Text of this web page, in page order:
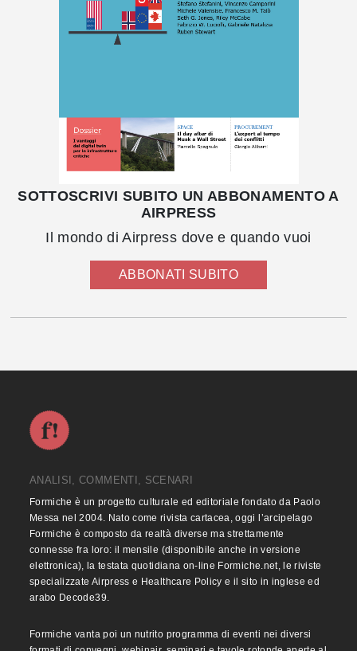
SOTTOSCRIVI SUBITO UN ABBONAMENTO A
AIRPRESS
Il mondo di Airpress dove e quando vuoi
ABBONATI SUBITO
ANALISI, COMMENTI, SCENARI
Formiche è un progetto culturale ed editoriale fondato da Paolo
Messa nel 2004. Nato come rivista cartacea, oggi l’arcipelago
Formiche è composto da realtà diverse ma strettamente
connesse fra loro: il mensile (disponibile anche in versione
elettronica), la testata quotidiana on-line Formiche.net, le riviste
specializzate Airpress e Healthcare Policy e il sito in inglese ed
arabo Decode39.
Formiche vanta poi un nutrito programma di eventi nei diversi